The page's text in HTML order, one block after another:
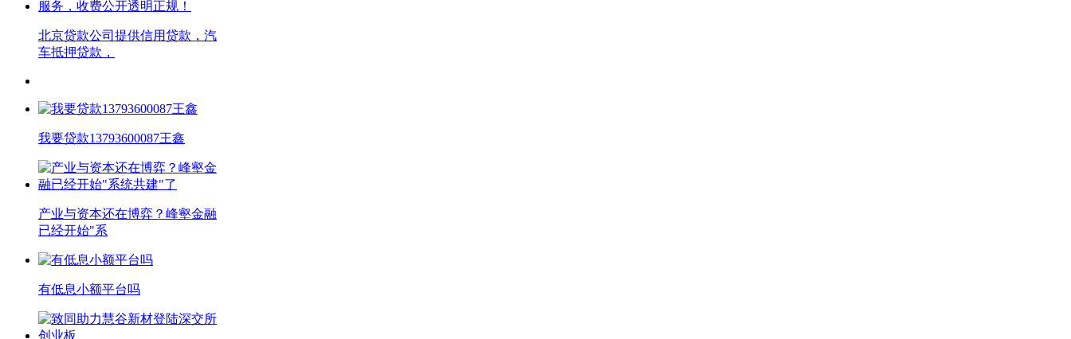
北京贷款公司提供信用贷款，汽
车抵押贷款，
我要贷款13793600087王鑫
产业与资本还在博弈？峰壑金融
已经开始"系
有低息小额平台吗